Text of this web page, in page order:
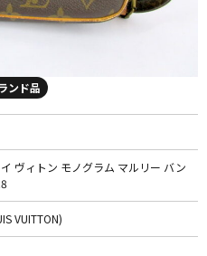
ンド品
イ ヴィトン モノグラム マルリー バン
VUITTON)